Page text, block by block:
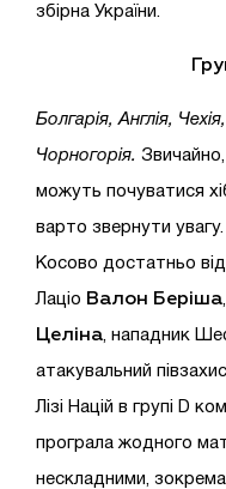
збірна України.
Болгарія, Англія,
Чорногорія. Звичайно,
можуть почуватися
варто звернути
Косово достатньо
Лаціо Валон Беріша
Целіна , нападник
атакувальний
Лізі Націй в групі D
програла жодного
нескладними,